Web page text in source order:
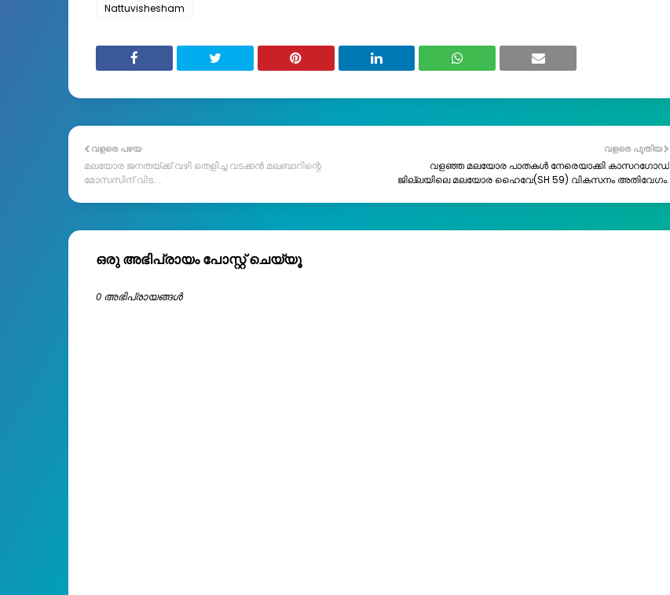
Nattuvishesham
വളരെ പുതിയ
വളഞ്ഞ മലയോര പാതകൾ നേരെയാക്കി കാസറഗോഡ്
ജില്ലയിലെ മലയോര ഹെെവേ(SH 59) വികസനം അതിവേഗം.
വളരെ പഴയ
മലയോര ജനതയ്ക്ക് വഴി തെളിച്ച വടക്കൻ മലബാറിന്റെ
മോസസിന് വിട....
ഒരു അഭിപ്രായം പോസ്റ്റ് ചെയ്യൂ
0 അഭിപ്രായങ്ങള്‍